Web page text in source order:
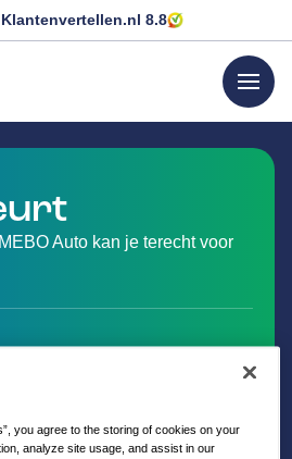
Klantenvertellen.nl 8.8
menu
Auto kan je terecht voor
you agree to the storing of cookies on your
analyze site usage, and assist in our